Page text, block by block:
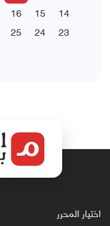
14
15
16
23
24
25
اختيار المحرر